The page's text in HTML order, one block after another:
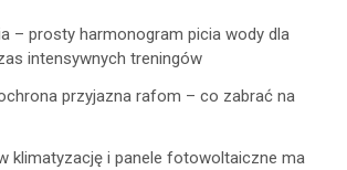
– prosty harmonogram picia wody dla
intensywnych treningów
przyjazna rafom – co zabrać na
klimatyzację i panele fotowoltaiczne ma